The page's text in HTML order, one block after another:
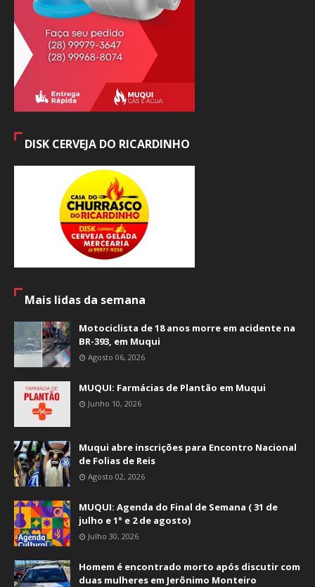
DISK CERVEJA DO RICARDINHO
Mais lidas da semana
Motociclista de 18 anos morre em acidente na
BR-393, em Muqui
Agosto 06, 2026
MUQUI: Farmácias de Plantão em Muqui
Junho 10, 2026
Muqui abre inscrições para Encontro Nacional
de Folias de Reis
Agosto 02, 2026
MUQUI: Agenda do Final de Semana ( 31 de
julho e 1° e 2 de agosto)
Julho 30, 2026
Homem é encontrado morto após discutir com
duas mulheres em Jerônimo Monteiro